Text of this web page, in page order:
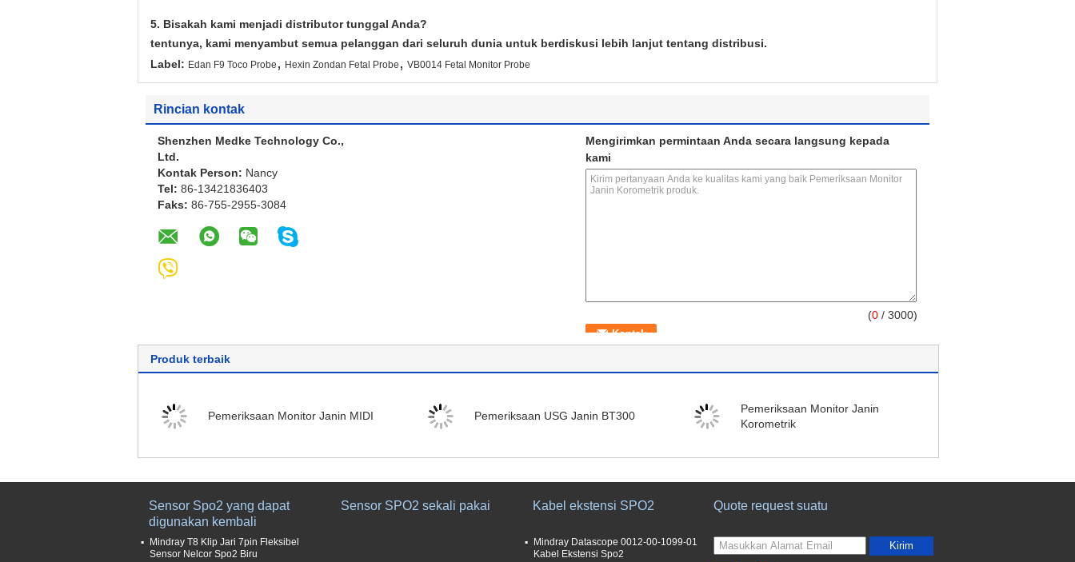
5. Bisakah kami menjadi distributor tunggal Anda?
tentunya, kami menyambut semua pelanggan dari seluruh dunia untuk berdiskusi lebih lanjut tentang distribusi.
Label: Edan F9 Toco Probe Hexin Zondan Fetal Probe VB0014 Fetal Monitor Probe
Rincian kontak
Shenzhen Medke Technology Co.,
Ltd.
Kontak Person: Nancy
Tel: 86-13421836403
Faks: 86-755-2955-3084
Mengirimkan permintaan Anda secara langsung kepada
kami
(0 / 3000)
Produk terbaik
Pemeriksaan Monitor Janin MIDI Pemeriksaan USG Janin BT300
Pemeriksaan Monitor Janin
Korometrik
Sensor Spo2 yang dapat
digunakan kembali
Mindray T8 Klip Jari 7pin Fleksibel
Sensor Nelcor Spo2 Biru
Sensor SPO2 sekali pakai Kabel ekstensi SPO2
Mindray Datascope 0012-00-1099-01
Kabel Ekstensi Spo2
Quote request suatu
Kirim